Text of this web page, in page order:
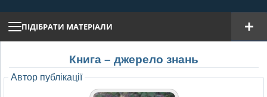
ПІДІБРАТИ МАТЕРІАЛИ
Книга – джерело знань
Автор публікації